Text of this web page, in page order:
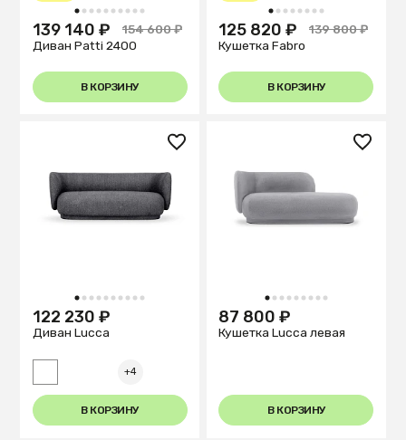
1 2 3 4 5 6 7 8 9 10
139 140 ₽
154 600 ₽
Диван Patti 2400
В КОРЗИНУ
1 2 3 4 5 6 7 8
125 820 ₽
139 800 ₽
Кушетка Fabro
В КОРЗИНУ
1 2 3 4 5 6 7 8 9 10
122 230 ₽
Диван Lucca
+4
В КОРЗИНУ
1 2 3 4 5 6 7 8 9
87 800 ₽
Кушетка Lucca левая
В КОРЗИНУ